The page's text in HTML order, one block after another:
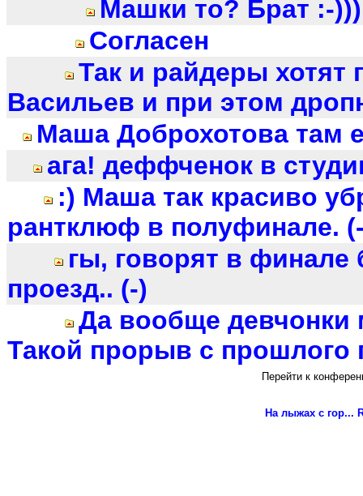
Машки то? Брат :-
Согласен
Так и райдеры хотят
Васильев и при этом
Маша Доброхотова там
ага! деффченок в
:) Маша так красиво
рантклюф в полуфинале.
гы, говорят в
проезд.. (-)
Да вообще
Такой прорыв с прошлого
Перейти к
На лыжах с гор...